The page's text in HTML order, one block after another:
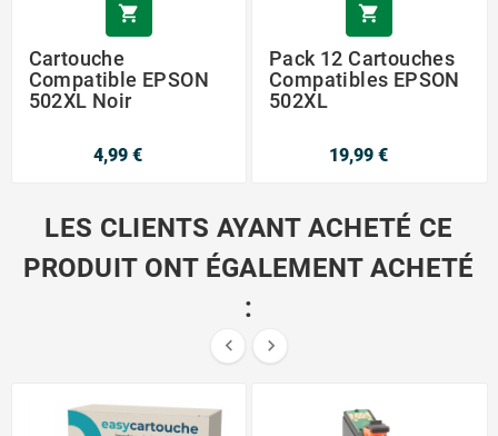

Cartouche
Compatible EPSON
502XL Noir
4,99 €

Pack 12 Cartouches
Compatibles EPSON
502XL
19,99 €
LES CLIENTS AYANT ACHETÉ CE
PRODUIT ONT ÉGALEMENT ACHETÉ
:
 